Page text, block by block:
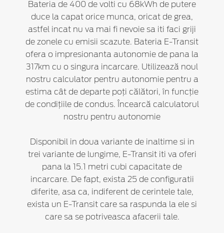
Bateria de 400 de volti cu 68kWh de putere
duce la capat orice munca, oricat de grea,
astfel incat nu va mai fi nevoie sa iti faci griji
de zonele cu emisii scazute. Bateria E-Transit
ofera o impresionanta autonomie de pana la
317km cu o singura incarcare. Utilizează noul
nostru calculator pentru autonomie pentru a
estima cât de departe poți călători, în funcție
de condițiile de condus. Încearcă calculatorul
nostru pentru autonomie
Disponibil in doua variante de inaltime si in
trei variante de lungime, E-Transit iti va oferi
pana la 15.1 metri cubi capacitate de
incarcare. De fapt, exista 25 de configuratii
diferite, asa ca, indiferent de cerintele tale,
exista un E-Transit care sa raspunda la ele si
care sa se potriveasca afacerii tale.